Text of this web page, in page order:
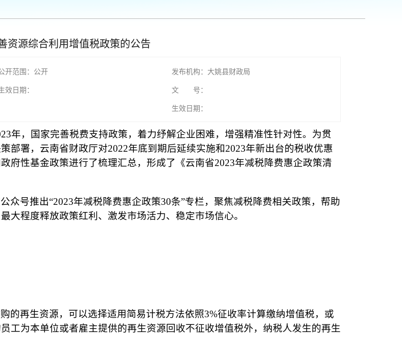
资源综合利用增值税政策的公告
开范围：公开 发布机构：大姚县财政局
效日期： 文 号：
生效日期：
年，国家完善税费支持政策，着力纾解企业困难，增强精准性针对性。为贯
部署，云南省财政厅对2022年底到期后延续实施和2023年新出台的税收优惠
府性基金政策进行了梳理汇总，形成了《云南省2023年减税降费惠企政策清
众号推出“2023年减税降费惠企政策30条”专栏，聚焦减税降费相关政策，帮助
大程度释放政策红利、激发市场活力、稳定市场信心。
的再生资源，可以选择适用简易计税方法依照3%征收率计算缴纳增值税，或
工为本单位或者雇主提供的再生资源回收不征收增值税外，纳税人发生的再生